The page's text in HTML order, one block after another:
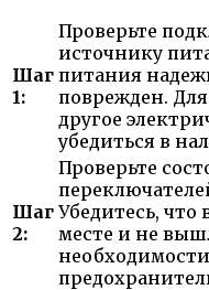
Шаг
1:
Проверьте
источнику
питания
поврежден.
другое
убедиться в
Шаг
2:
Проверьте
Убедитесь, что
месте и не